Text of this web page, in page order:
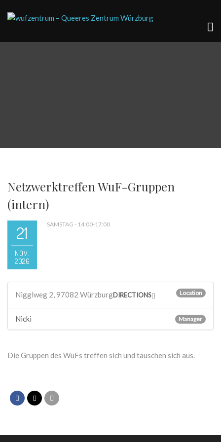
Netzwerktreffen WuF-Gruppen
(intern)
21
NOV.
2026
SAMSTAG - 14:00-17:00
Nigglweg 2, 97082 Würzburg Location
DIRECTIONS
Nicki Manager
Die Gruppen des WuFs treffen sich und tauschen sich aus.